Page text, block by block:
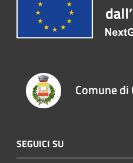
Comune
SEGUICI SU